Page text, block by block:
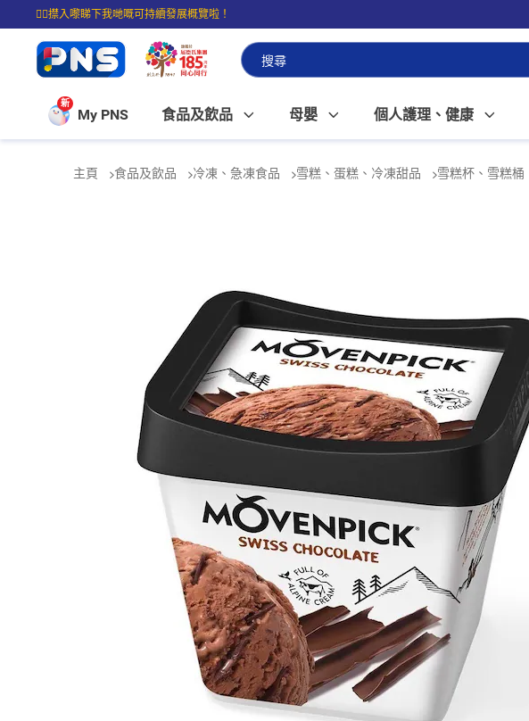
☝🏼㩒入嚟睇下我哋嘅可持續發展概覽啦！
⭐購物滿$399即享免費送貨；滿$100即可免費店取。
新
My PNS 食品及飲品 母嬰 個人護理、健康
主頁 食品及飲品 冷凍、急凍食品 雪糕、蛋糕、冷凍甜品 雪糕杯、雪糕桶